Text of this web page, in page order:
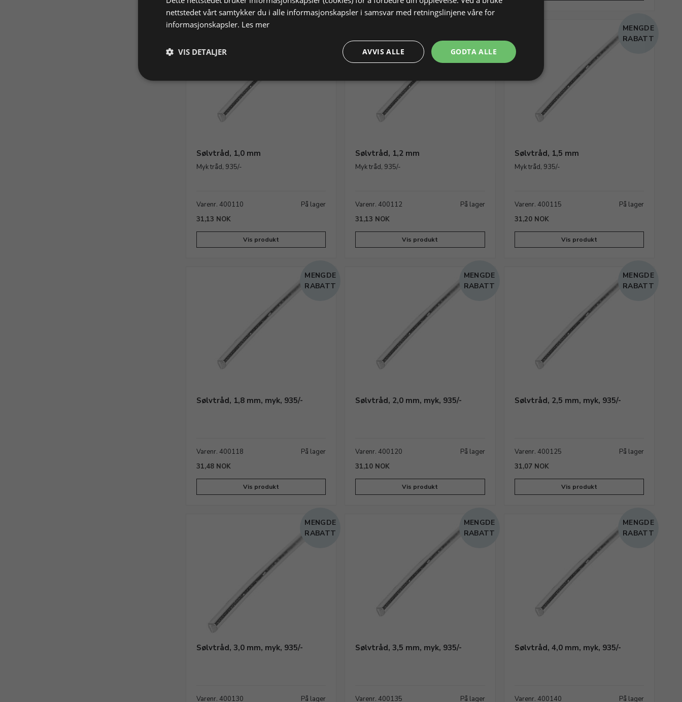
Sølvtråd, 1,0 mm
Myk tråd, 935/-
Varenr. 400110
På lager
31,13 NOK
Vis produkt
RABATT
Sølvtråd, 1,2 mm
Myk tråd, 935/-
Varenr. 400112
På lager
31,13 NOK
Vis produkt
MENGDE
RABATT
Sølvtråd, 1,5 mm
Myk tråd, 935/-
Varenr. 400115
På lager
31,20 NOK
Vis produkt
MENGDE
RABATT
Sølvtråd, 1,8 mm, myk, 935/-
Varenr. 400118
På lager
31,48 NOK
Vis produkt
MENGDE
RABATT
Sølvtråd, 2,0 mm, myk, 935/-
Varenr. 400120
På lager
31,10 NOK
Vis produkt
MENGDE
RABATT
Sølvtråd, 2,5 mm, myk, 935/-
Varenr. 400125
På lager
31,07 NOK
Vis produkt
MENGDE
RABATT
Sølvtråd, 3,0 mm, myk, 935/-
Varenr. 400130 På lager
MENGDE
RABATT
Sølvtråd, 3,5 mm, myk, 935/-
Varenr. 400135 På lager
MENGDE
RABATT
Sølvtråd, 4,0 mm, myk, 935/-
Varenr. 400140 På lager
nettstedet vårt samtykker du i alle informasjonskapsler i samsvar med retningslinjene våre for
informasjonskapsler. Les mer
GODTA ALLE
AVVIS ALLE
VIS DETALJER